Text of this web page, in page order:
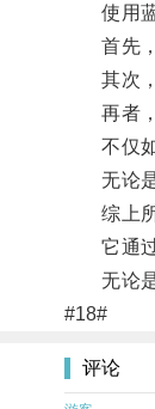
使用蓝
首先，
其次，
再者，
不仅如
无论是
综上所
它通过
无论是
#18#
评论